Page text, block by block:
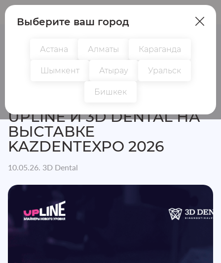
Upline и 3D Dental на выставке
UPLINE И 3D DENTAL НА
ВЫСТАВКЕ
KAZDENTEXPO 2026
10.05.26. 3D Dental
Выберите ваш город
Астана Алматы Караганда
Шымкент Атырау Уральск
Бишкек